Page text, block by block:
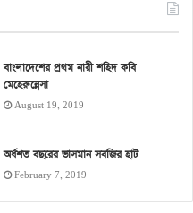
বাংলাদেশের প্রথম নারী শহিদ কবি
মেহেরুন্নেসা
August 19, 2019
অর্ধশত বছরের ভাসমান সবজির হাট
February 7, 2019